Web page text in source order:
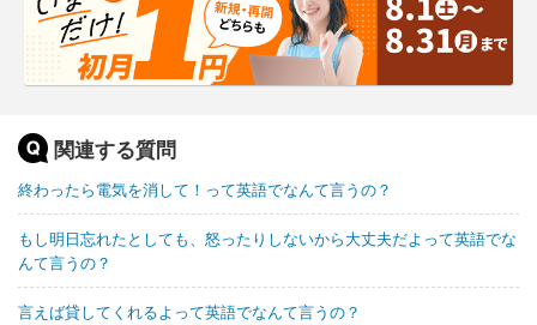
関連する質問
終わったら電気を消して！って英語でなんて言うの？
もし明日忘れたとしても、怒ったりしないから大丈夫だよって英語でな
んて言うの？
言えば貸してくれるよって英語でなんて言うの？